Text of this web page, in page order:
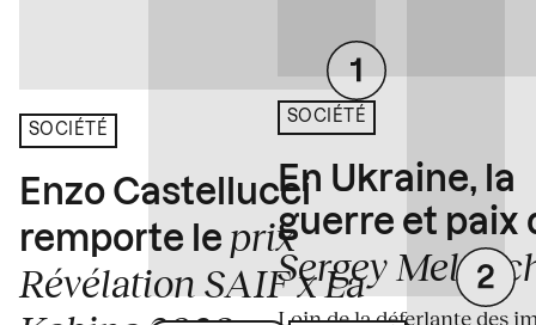
SOCIÉTÉ
Enzo Castellucci
remporte le prix
Révélation SAIF x La
SOCIÉTÉ
En Ukraine, la
guerre et paix
Sergey
Loin de la déferlante des